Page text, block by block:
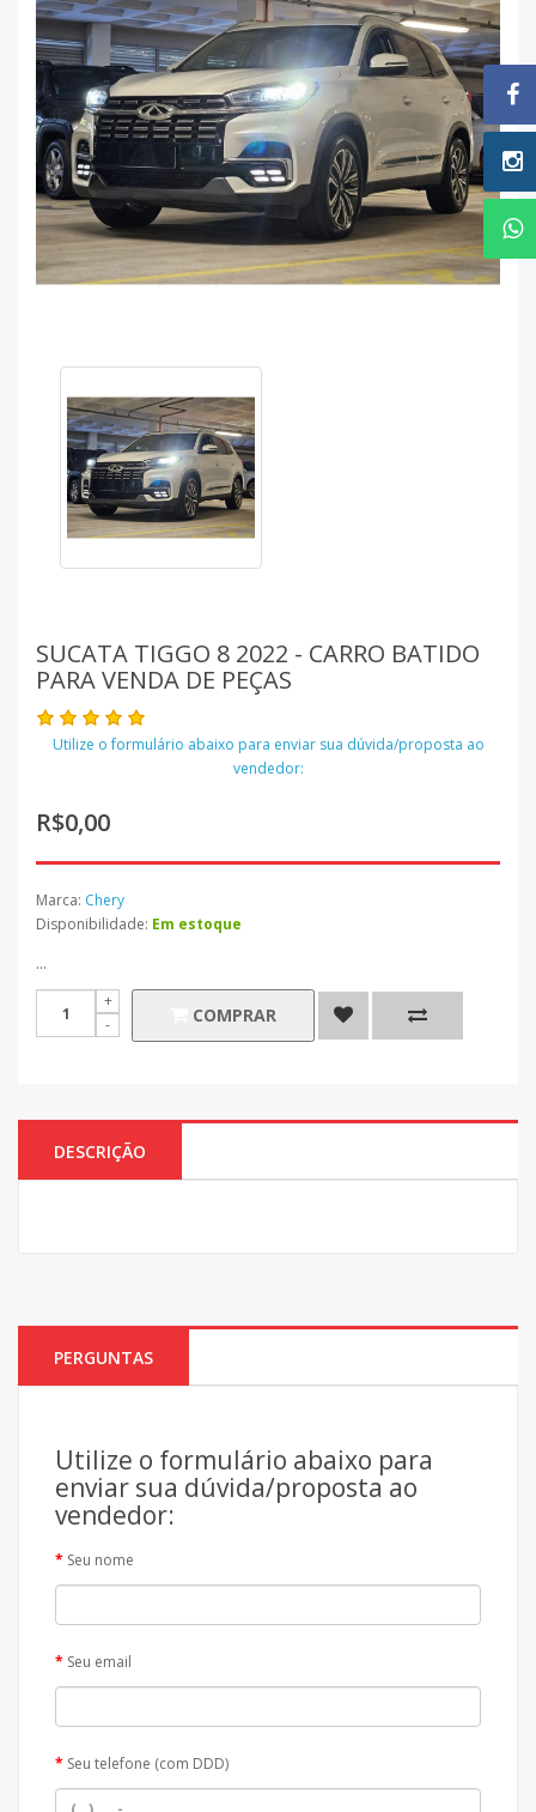
SUCATA TIGGO 8 2022 - CARRO BATIDO
PARA VENDA DE PEÇAS
Utilize o formulário abaixo para enviar sua dúvida/proposta ao
vendedor:
R$0,00
Marca: Chery
Disponibilidade: Em estoque
...
COMPRAR
DESCRIÇÃO
PERGUNTAS
Utilize o formulário abaixo para
enviar sua dúvida/proposta ao
vendedor:
Seu nome
Seu email
Seu telefone (com DDD)